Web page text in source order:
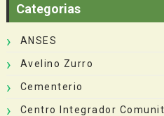
Categorias
ANSES
Avelino Zurro
Cementerio
Centro Integrador